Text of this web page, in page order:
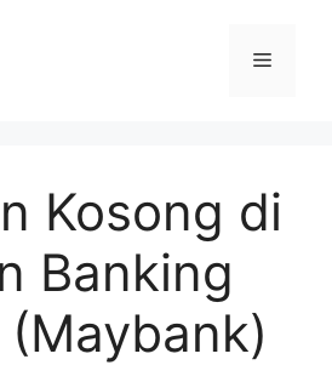
Menu
Kosong di
Banking